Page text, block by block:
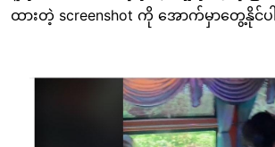
ထားတဲ့ screenshot ကို အောက်မှာတွေ့နိုင်